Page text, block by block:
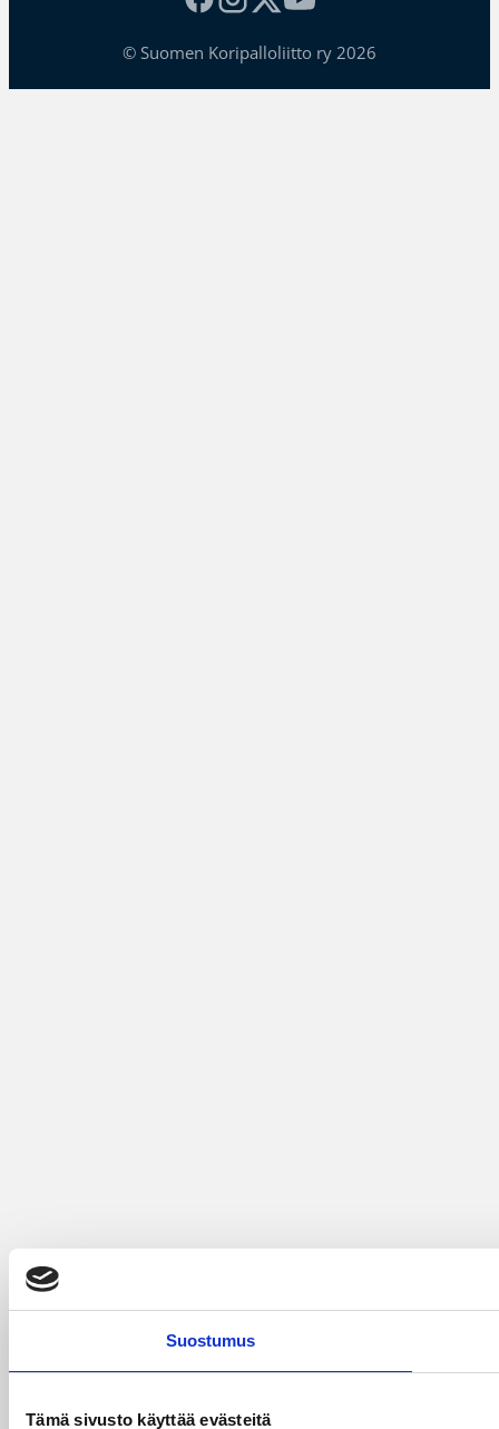
Suostumus
Tämä sivusto käyttää evästeitä
© Suomen Koripalloliitto ry 2026